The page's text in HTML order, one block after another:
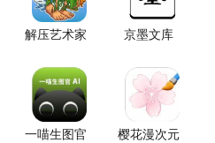
解压艺术家 京墨文库
一喵生图官 樱花漫次元